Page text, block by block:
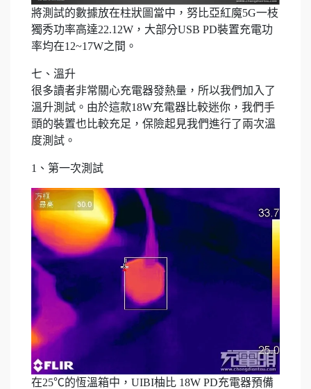
將測試的數據放在柱狀圖當中，努比亞紅魔5G一枝
獨秀功率高達22.12W，大部分USB PD裝置充電功
率均在12~17W之間。
七、溫升
很多讀者非常關心充電器發熱量，所以我們加入了
溫升測試。由於這款18W充電器比較迷你，我們手
頭的裝置也比較充足，保險起見我們進行了兩次溫
度測試。
1、第一次測試
在25℃的恆溫箱中，UIBI柚比 18W PD充電器預備